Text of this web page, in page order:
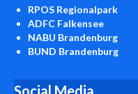
RPOS Regionalpark
ADFC Falkensee
NABU Brandenburg
BUND Brandenburg
Social Media